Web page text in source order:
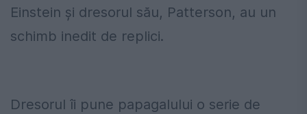
Einstein și dresorul său, Patterson, au un
schimb inedit de replici.
Dresorul îi pune papagalului o serie de